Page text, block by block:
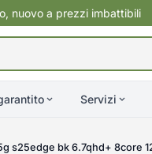
nuovo a prezzi imbattibili
Servizi
s25edge bk 6.7qhd+ 8core